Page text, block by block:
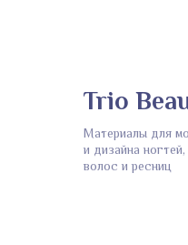
Материалы для
и дизайна
волос и ресниц
Trio